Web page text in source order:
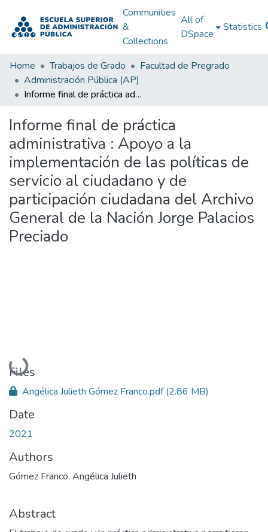
Communities
&
Collections
All of
DSpace
Statistics
Home Trabajos de Grado
Facultad de Pregrado
Administración Pública (AP)
Informe final de práctica administrativa : Apoyo a la implementación de las políticas de servicio al ciudadano y de participación ciudadana del Archivo General de la Nación Jorge Palacios Preciado
Informe final de práctica
administrativa : Apoyo a la
implementación de las políticas de
servicio al ciudadano y de
participación ciudadana del Archivo
General de la Nación Jorge Palacios
Preciado
Loading...
Files
Angélica Julieth Gómez Franco.pdf(2.86 MB)
Date
2021
Authors
Gómez Franco, Angélica Julieth
Abstract